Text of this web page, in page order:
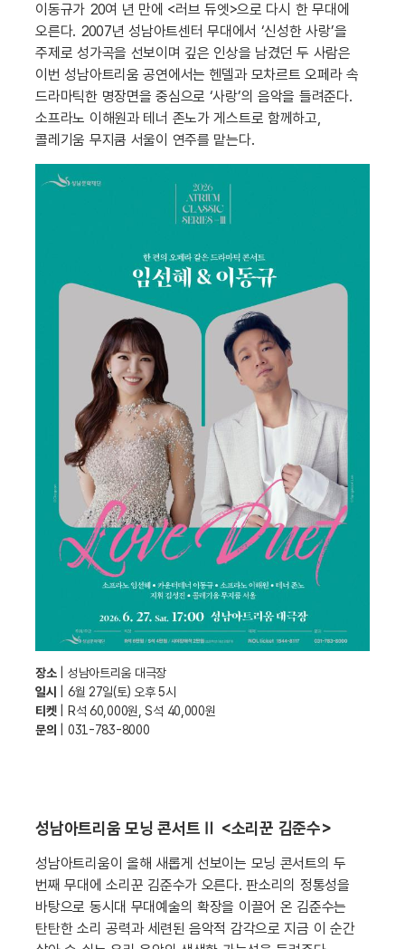
이동규가 20여 년 만에 <러브 듀엣>으로 다시 한 무대에
오른다. 2007년 성남아트센터 무대에서 ‘신성한 사랑’을
주제로 성가곡을 선보이며 깊은 인상을 남겼던 두 사람은
이번 성남아트리움 공연에서는 헨델과 모차르트 오페라 속
드라마틱한 명장면을 중심으로 ‘사랑’의 음악을 들려준다.
소프라노 이해원과 테너 존노가 게스트로 함께하고,
콜레기움 무지쿰 서울이 연주를 맡는다.
장소
| 성남아트리움 대극장
일시
| 6월 27일(토) 오후 5시
티켓
| R석 60,000원, S석 40,000원
문의
| 031-783-8000
성남아트리움 모닝 콘서트Ⅱ <소리꾼 김준수>
성남아트리움이 올해 새롭게 선보이는 모닝 콘서트의 두
번째 무대에 소리꾼 김준수가 오른다. 판소리의 정통성을
바탕으로 동시대 무대예술의 확장을 이끌어 온 김준수는
탄탄한 소리 공력과 세련된 음악적 감각으로 지금 이 순간